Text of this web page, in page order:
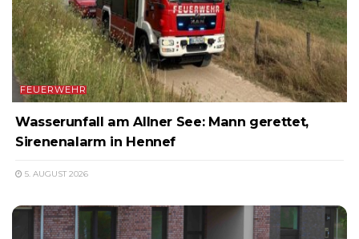
FEUERWEHR
Wasserunfall am Allner See: Mann gerettet,
Sirenenalarm in Hennef
5. AUGUST 2026